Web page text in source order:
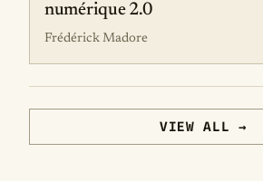
numérique 2.0
Frédérick Madore
VIEW ALL →